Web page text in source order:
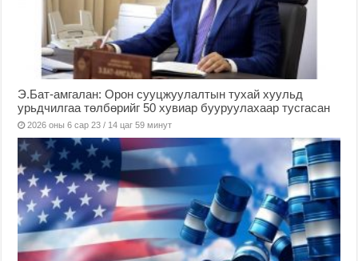
Э.Бат-амгалан: Орон сууцжуулалтын тухай хуульд
урьдчилгаа төлбөрийг 50 хувиар бууруулахаар тусгасан
2026 оны 6 сар 23 / 14 цаг 59 минут